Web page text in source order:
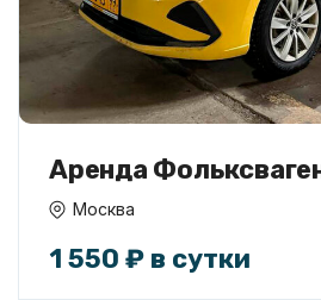
Аренда
такси
Москва
1 550 ₽ в сутки